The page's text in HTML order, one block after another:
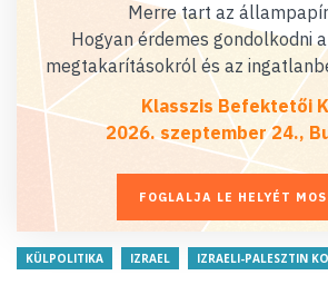
Merre tart az
Hogyan érdemes gondolkodni
megtakarításokról és az
Klasszis Befektetői
2026. szeptember 24.,
FOGLALJA LE HELYÉT
KÜLPOLITIKA IZRAEL IZRAELI-PALESZTIN